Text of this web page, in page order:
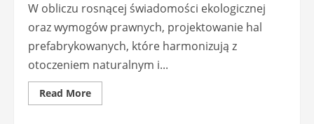
W obliczu rosnącej świadomości ekologicznej
oraz wymogów prawnych, projektowanie hal
prefabrykowanych, które harmonizują z
otoczeniem naturalnym i...
Read MoreRead
more